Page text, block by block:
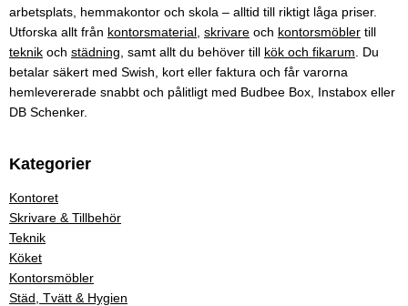
arbetsplats, hemmakontor och skola – alltid till riktigt låga priser.
Utforska allt från kontorsmaterial skrivare och kontorsmöbler till
teknik och städning , samt allt du behöver till kök och fikarum . Du
betalar säkert med Swish, kort eller faktura och får varorna
hemlevererade snabbt och pålitligt med Budbee Box, Instabox eller
DB Schenker.
Kategorier
Kontoret
Skrivare & Tillbehör
Teknik
Köket
Kontorsmöbler
Städ, Tvätt & Hygien